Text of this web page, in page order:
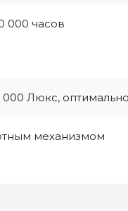
000 часов
000 Люкс,
механизмом